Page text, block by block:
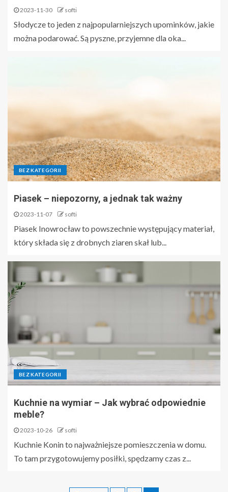
2023-11-30 softi
Słodycze to jeden z najpopularniejszych upominków, jakie
można podarować. Są pyszne, przyjemne dla oka...
BEZ KATEGORII
Piasek – niepozorny, a jednak tak ważny
2023-11-07 softi
Piasek Inowrocław to powszechnie występujący materiał,
który składa się z drobnych ziaren skał lub...
BEZ KATEGORII
Kuchnie na wymiar – Jak wybrać odpowiednie
meble?
2023-10-26 softi
Kuchnie Konin to najważniejsze pomieszczenia w domu.
To tam przygotowujemy posiłki, spędzamy czas z...